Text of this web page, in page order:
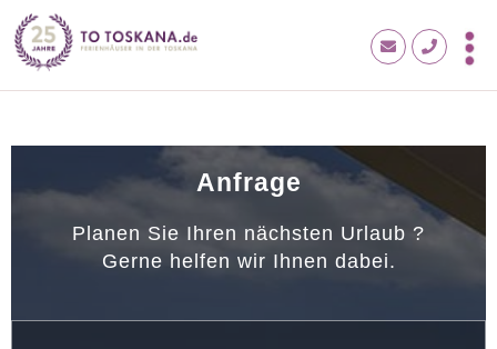
Anfrage
Planen Sie Ihren nächsten Urlaub ?
Gerne helfen wir Ihnen dabei.